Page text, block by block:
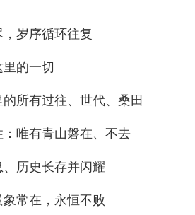
岁序循环往复
的一切
所有过往、世代、桑田
唯有青山磐在、不去
历史长存并闪耀
常在，永恒不败